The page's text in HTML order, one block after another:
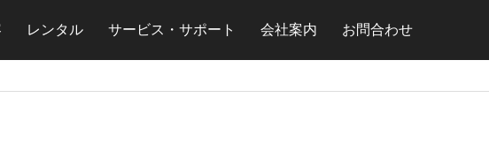
レンタル サービス・サポート 会社案内 お問合わせ